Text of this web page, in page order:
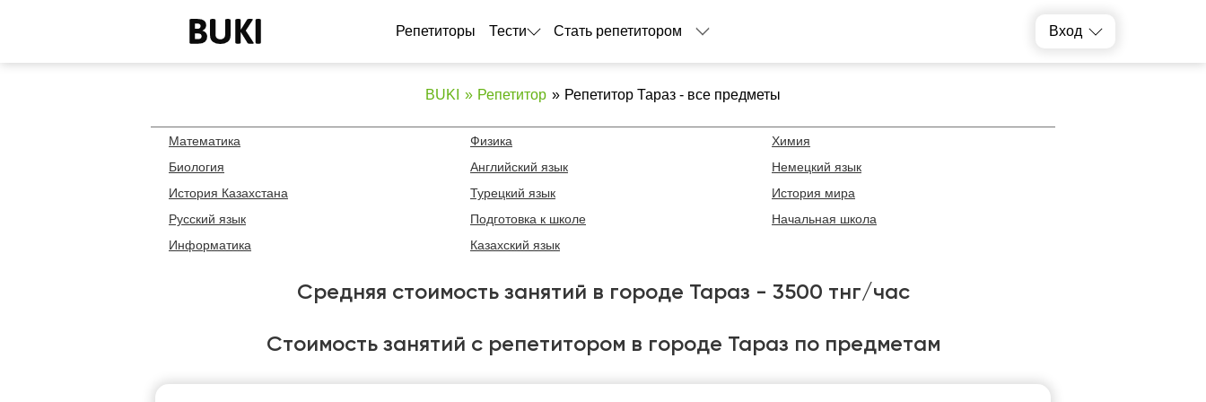
Репетиторы Тести Стать репетитором Вход
BUKI Репетитор Репетитор Тараз - все предметы
Математика Физика
Химия
Биология
Английский язык
Немецкий язык
История Казахстана
Турецкий язык
История мира
Русский язык
Подготовка к школе
Начальная школа
Информатика
Казахский язык
Средняя стоимость занятий в городе Тараз - 3500 тнг/час
Стоимость занятий с репетитором в городе Тараз по предметам